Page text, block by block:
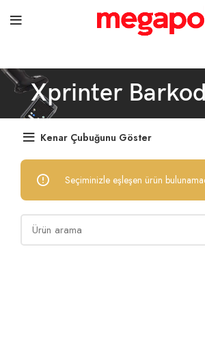
Xprinter Barkod
Kenar Çubuğunu Göster
Seçiminizle eşleşen ürün